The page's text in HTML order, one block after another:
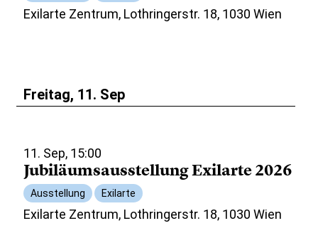
Exilarte Zentrum, Lothringerstr. 18, 1030 Wien
Freitag, 11. Sep
11. Sep, 15:00
Jubiläumsausstellung Exilarte 2026
Ausstellung Exilarte
Exilarte Zentrum, Lothringerstr. 18, 1030 Wien